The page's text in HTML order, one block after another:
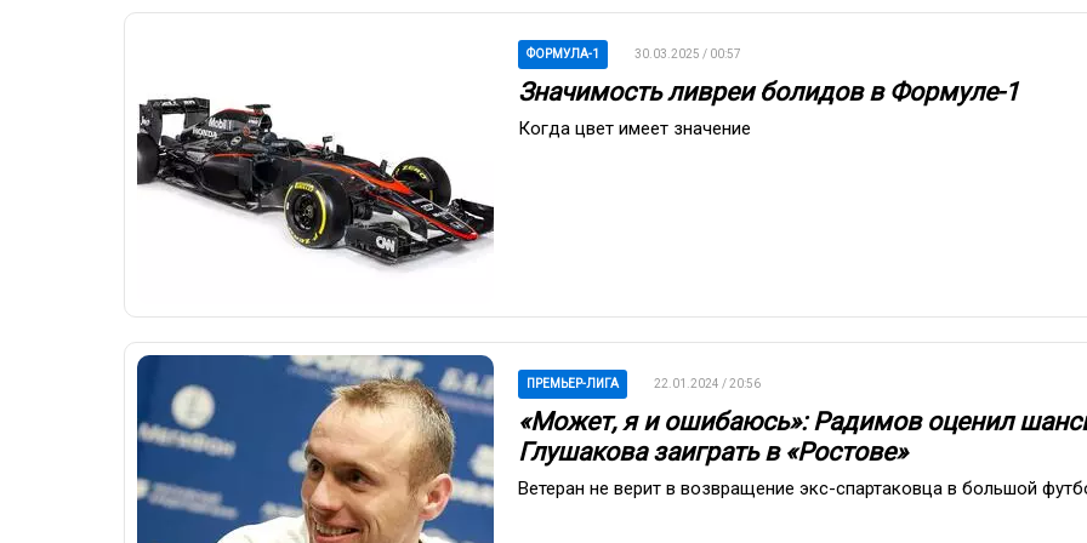
ФОРМУЛА-1 30.03.2025 / 00:57
Значимость ливреи болидов в Формуле-1
Когда цвет имеет значение
ПРЕМЬЕР-ЛИГА 22.01.2024 / 20:56
«Может, я и ошибаюсь»: Радимов оценил
Глушакова заиграть в «Ростове»
Ветеран не верит в возвращение экс-спартаковца в большой